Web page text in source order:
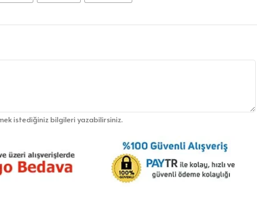
istediğiniz bilgileri yazabilirsiniz.